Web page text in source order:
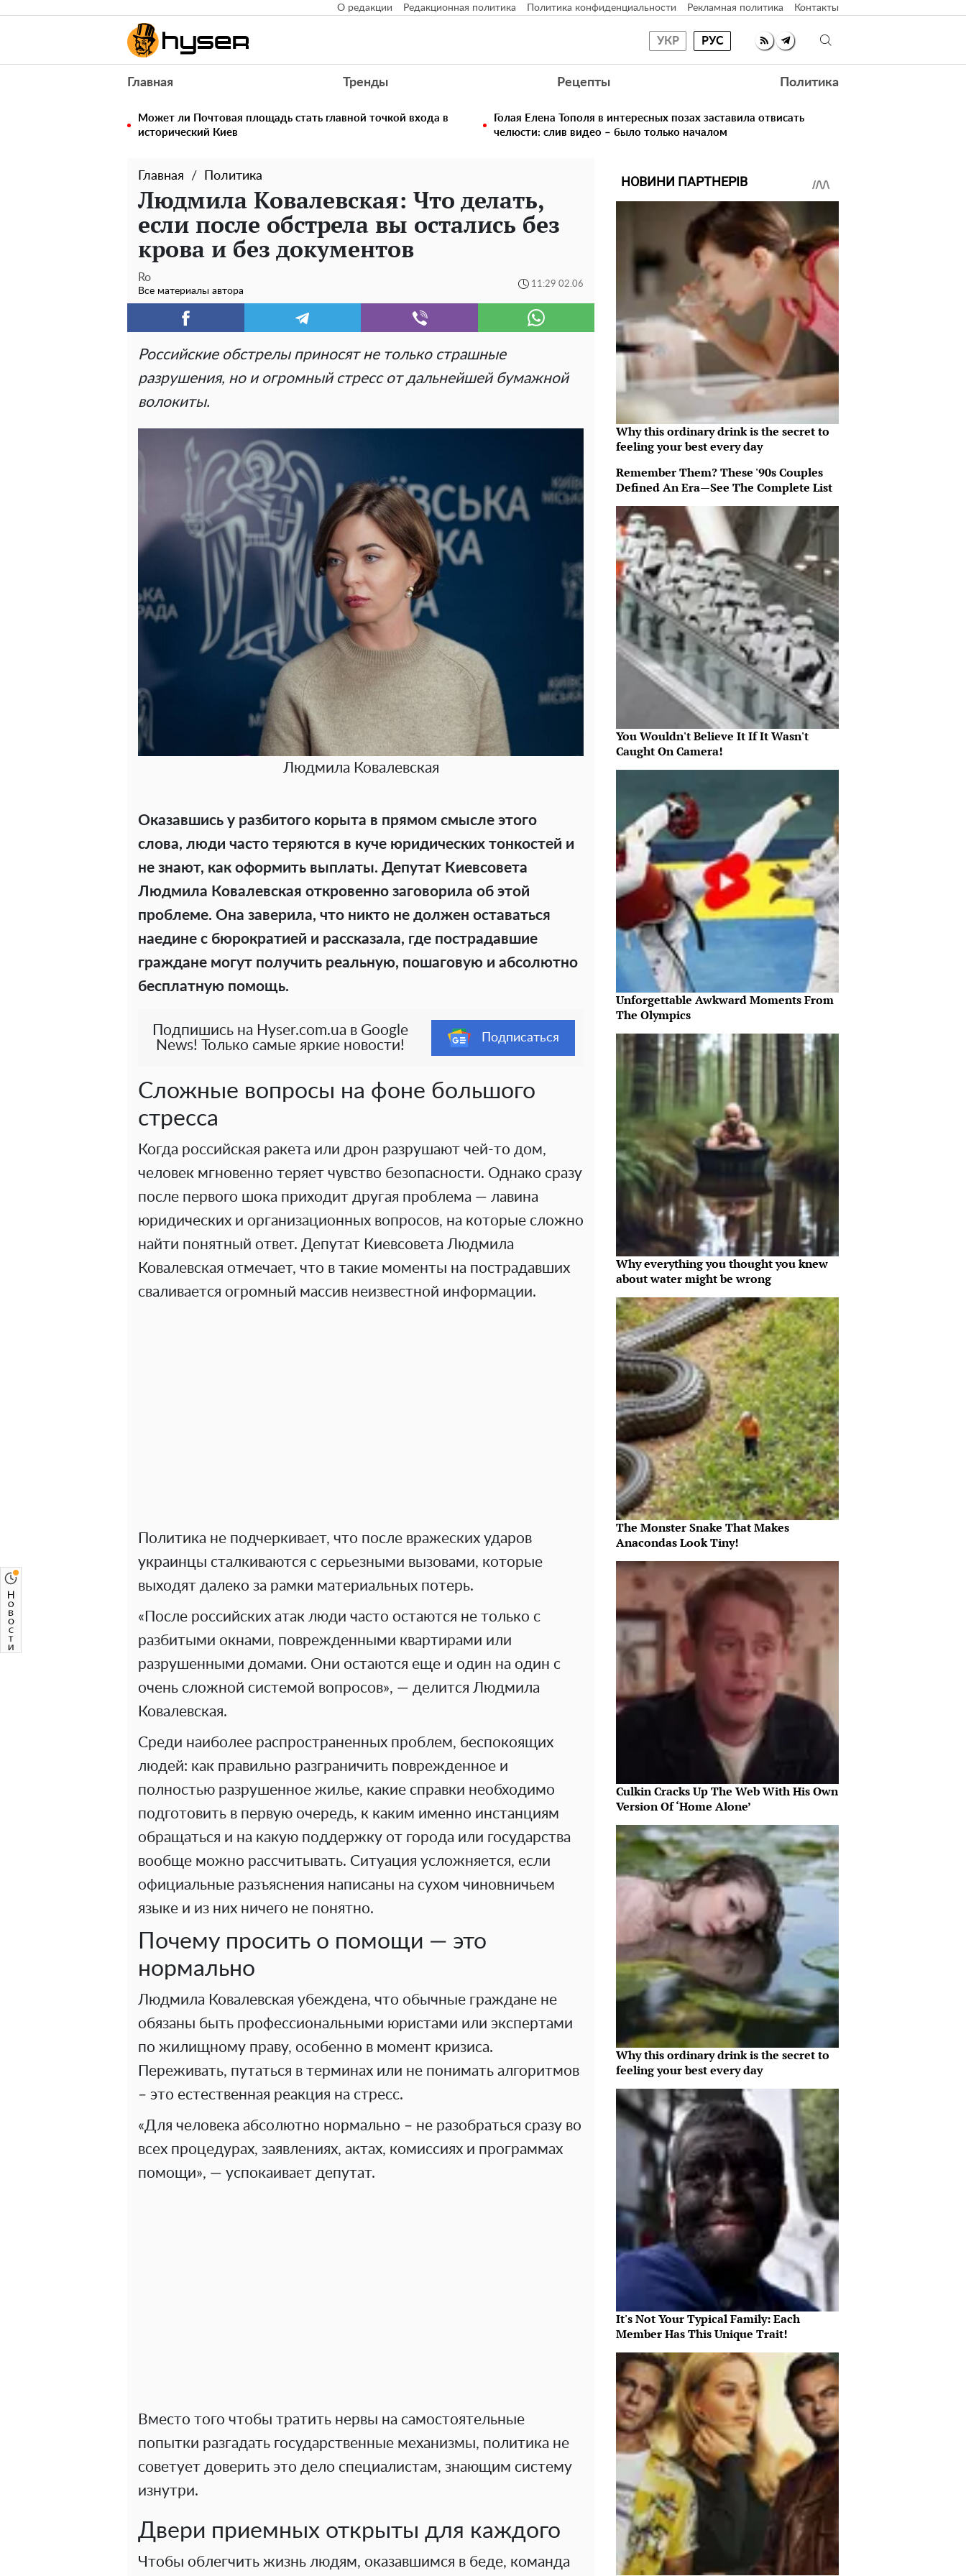
О редакции Редакционная политика Политика конфиденциальности Рекламная политика Контакты
УКР РУС
Главная Тренды Рецепты Политика
Может ли Почтовая площадь стать главной точкой входа в
исторический Киев
Голая Елена Тополя в интересных позах заставила отвисать
челюсти: слив видео – было только началом
Главная Политика
Людмила Ковалевская: Что делать,
если после обстрела вы остались без
крова и без документов
Ro
Все материалы автора
11:29 02.06
Российские обстрелы приносят не только страшные
разрушения, но и огромный стресс от дальнейшей бумажной
волокиты.
Людмила Ковалевская
Оказавшись у разбитого корыта в прямом смысле этого
слова, люди часто теряются в куче юридических тонкостей и
не знают, как оформить выплаты. Депутат Киевсовета
Людмила Ковалевская откровенно заговорила об этой
проблеме. Она заверила, что никто не должен оставаться
наедине с бюрократией и рассказала, где пострадавшие
граждане могут получить реальную, пошаговую и абсолютно
бесплатную помощь.
Подпишись на Hyser.com.ua в Google
News! Только самые яркие новости!
Подписаться
Сложные вопросы на фоне большого
стресса
Когда российская ракета или дрон разрушают чей-то дом,
человек мгновенно теряет чувство безопасности. Однако сразу
после первого шока приходит другая проблема — лавина
юридических и организационных вопросов, на которые сложно
найти понятный ответ. Депутат Киевсовета Людмила
Ковалевская отмечает, что в такие моменты на пострадавших
сваливается огромный массив неизвестной информации.
Политика не подчеркивает, что после вражеских ударов
украинцы сталкиваются с серьезными вызовами, которые
выходят далеко за рамки материальных потерь.
«После российских атак люди часто остаются не только с
разбитыми окнами, поврежденными квартирами или
разрушенными домами. Они остаются еще и один на один с
очень сложной системой вопросов», — делится Людмила
Ковалевская.
Среди наиболее распространенных проблем, беспокоящих
людей: как правильно разграничить поврежденное и
полностью разрушенное жилье, какие справки необходимо
подготовить в первую очередь, к каким именно инстанциям
обращаться и на какую поддержку от города или государства
вообще можно рассчитывать. Ситуация усложняется, если
официальные разъяснения написаны на сухом чиновничьем
языке и из них ничего не понятно.
Почему просить о помощи — это
нормально
Людмила Ковалевская убеждена, что обычные граждане не
обязаны быть профессиональными юристами или экспертами
по жилищному праву, особенно в момент кризиса.
Переживать, путаться в терминах или не понимать алгоритмов
– это естественная реакция на стресс.
«Для человека абсолютно нормально – не разобраться сразу во
всех процедурах, заявлениях, актах, комиссиях и программах
помощи», — успокаивает депутат.
Вместо того чтобы тратить нервы на самостоятельные
попытки разгадать государственные механизмы, политика не
советует доверить это дело специалистам, знающим систему
изнутри.
Двери приемных открыты для каждого
Чтобы облегчить жизнь людям, оказавшимся в беде, команда
НОВИНИ ПАРТНЕРІВ
Why this ordinary drink is the secret to
feeling your best every day
Remember Them? These '90s Couples
Defined An Era—See The Complete List
You Wouldn't Believe It If It Wasn't
Caught On Camera!
Unforgettable Awkward Moments From
The Olympics
Why everything you thought you knew
about water might be wrong
The Monster Snake That Makes
Anacondas Look Tiny!
Culkin Cracks Up The Web With His Own
Version Of ‘Home Alone’
Why this ordinary drink is the secret to
feeling your best every day
It's Not Your Typical Family: Each
Member Has This Unique Trait!